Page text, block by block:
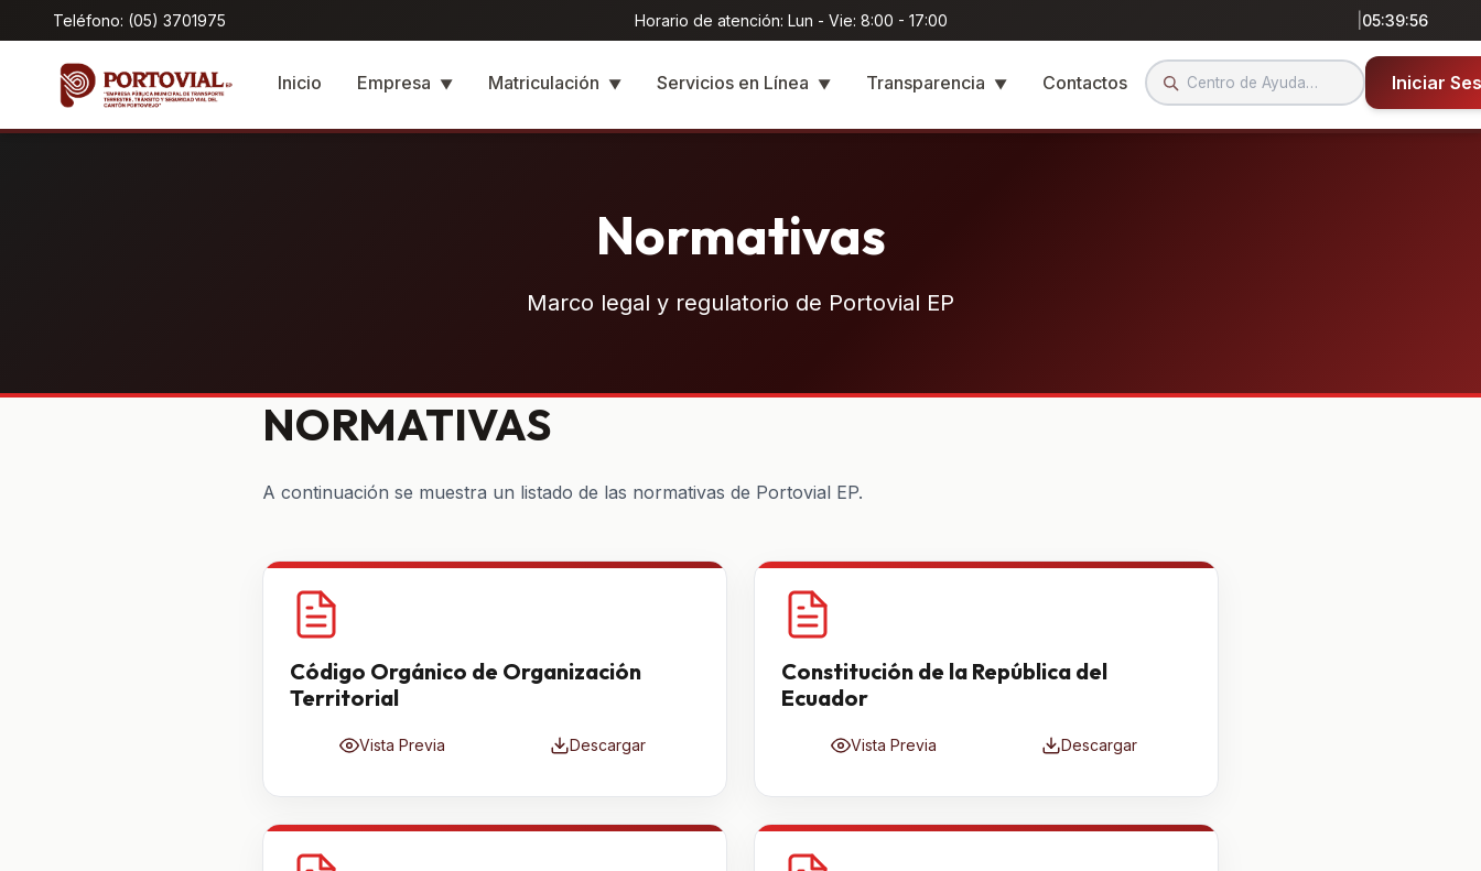
Teléfono: (05) 3701975 Horario de atención: Lun - Vie: 8:00 - 17:00 05:39:56
Inicio Empresa ▼ Matriculación ▼ Servicios en Línea ▼ Transparencia ▼ Contactos Iniciar
Normativas
Marco legal y regulatorio de Portovial EP
NORMATIVAS
A continuación se muestra un listado de las normativas de Portovial EP.
Código Orgánico de Organización
Territorial
Vista Previa Descargar
Constitución de la República del
Ecuador
Vista Previa Descargar